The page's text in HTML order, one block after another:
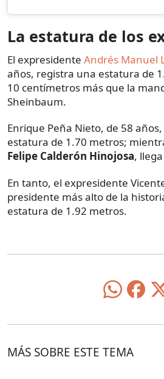
La estatura de los
El expresidente Andrés Manuel
años, registra una estatura de
10 centímetros más que la
Sheinbaum.
Enrique Peña Nieto, de 58
estatura de 1.70 metros;
Felipe Calderón Hinojosa,
En tanto, el expresidente
presidente más alto de la
estatura de 1.92 metros.
MÁS SOBRE ESTE TEMA